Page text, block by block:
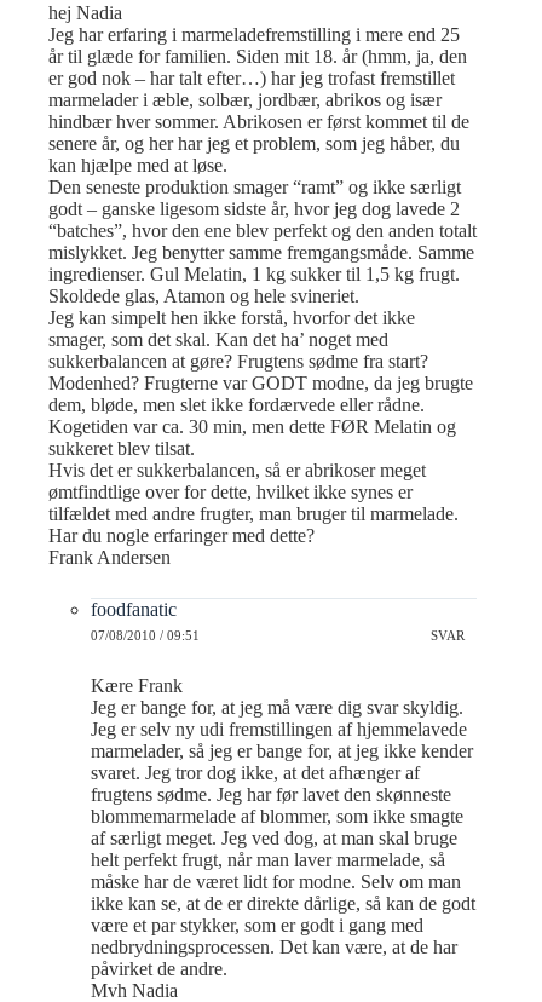
hej Nadia
Jeg har erfaring i marmeladefremstilling i mere end 25
år til glæde for familien. Siden mit 18. år (hmm, ja, den
er god nok – har talt efter…) har jeg trofast fremstillet
marmelader i æble, solbær, jordbær, abrikos og især
hindbær hver sommer. Abrikosen er først kommet til de
senere år, og her har jeg et problem, som jeg håber, du
kan hjælpe med at løse.
Den seneste produktion smager “ramt” og ikke særligt
godt – ganske ligesom sidste år, hvor jeg dog lavede 2
“batches”, hvor den ene blev perfekt og den anden totalt
mislykket. Jeg benytter samme fremgangsmåde. Samme
ingredienser. Gul Melatin, 1 kg sukker til 1,5 kg frugt.
Skoldede glas, Atamon og hele svineriet.
Jeg kan simpelt hen ikke forstå, hvorfor det ikke
smager, som det skal. Kan det ha’ noget med
sukkerbalancen at gøre? Frugtens sødme fra start?
Modenhed? Frugterne var GODT modne, da jeg brugte
dem, bløde, men slet ikke fordærvede eller rådne.
Kogetiden var ca. 30 min, men dette FØR Melatin og
sukkeret blev tilsat.
Hvis det er sukkerbalancen, så er abrikoser meget
ømtfindtlige over for dette, hvilket ikke synes er
tilfældet med andre frugter, man bruger til marmelade.
Har du nogle erfaringer med dette?
Frank Andersen
foodfanatic
07/08/2010 / 09:51 SVAR
Kære Frank
Jeg er bange for, at jeg må være dig svar skyldig.
Jeg er selv ny udi fremstillingen af hjemmelavede
marmelader, så jeg er bange for, at jeg ikke kender
svaret. Jeg tror dog ikke, at det afhænger af
frugtens sødme. Jeg har før lavet den skønneste
blommemarmelade af blommer, som ikke smagte
af særligt meget. Jeg ved dog, at man skal bruge
helt perfekt frugt, når man laver marmelade, så
måske har de været lidt for modne. Selv om man
ikke kan se, at de er direkte dårlige, så kan de godt
være et par stykker, som er godt i gang med
nedbrydningsprocessen. Det kan være, at de har
påvirket de andre.
Mvh Nadia